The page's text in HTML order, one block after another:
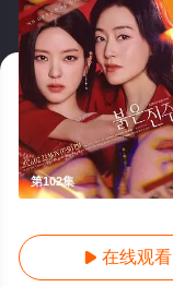
第102集
 在线观看